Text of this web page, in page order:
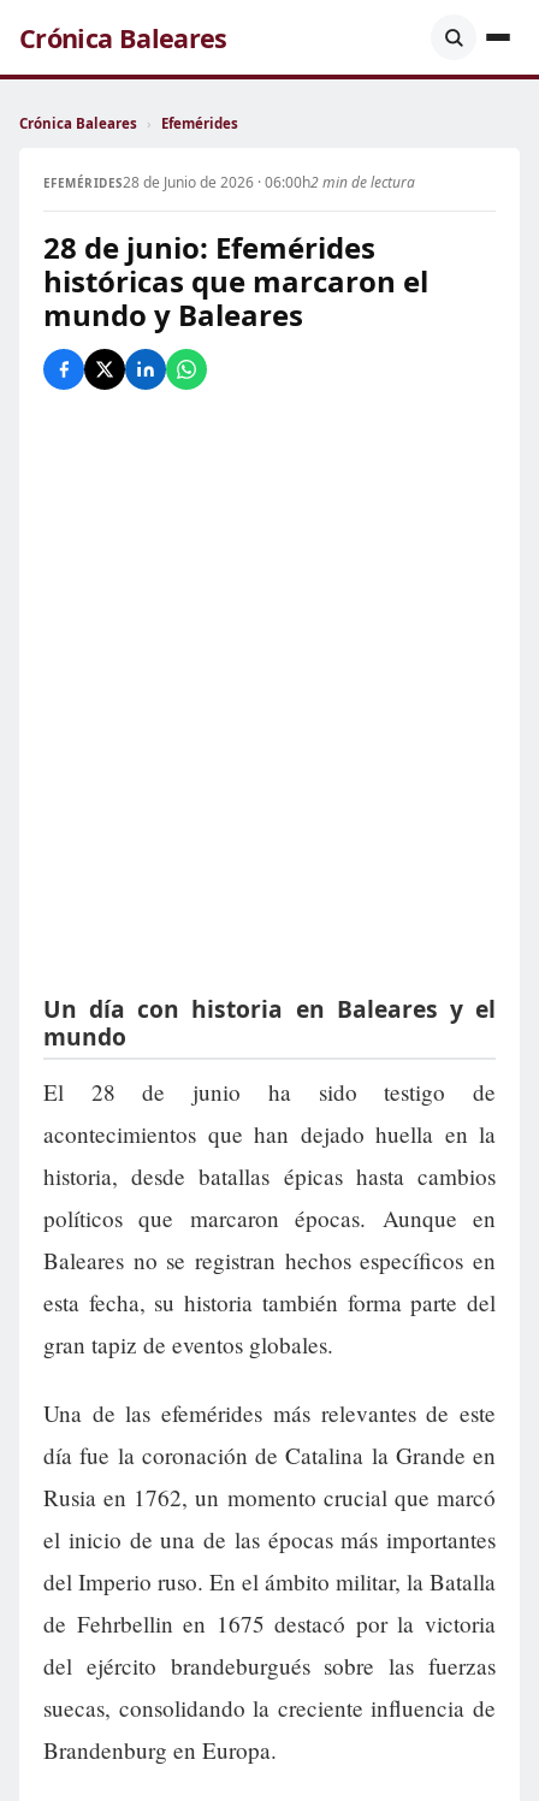
Crónica Baleares
Crónica Baleares › Efemérides
EFEMÉRIDES28 de Junio de 2026 · 06:00h2 min de lectura
28 de junio: Efemérides
históricas que marcaron el
mundo y Baleares
Un día con historia en Baleares y el
mundo
El 28 de junio ha sido testigo de
acontecimientos que han dejado huella en la
historia, desde batallas épicas hasta cambios
políticos que marcaron épocas. Aunque en
Baleares no se registran hechos específicos en
esta fecha, su historia también forma parte del
gran tapiz de eventos globales.
Una de las efemérides más relevantes de este
día fue la coronación de Catalina la Grande en
Rusia en 1762, un momento crucial que marcó
el inicio de una de las épocas más importantes
del Imperio ruso. En el ámbito militar, la Batalla
de Fehrbellin en 1675 destacó por la victoria
del ejército brandeburgués sobre las fuerzas
suecas, consolidando la creciente influencia de
Brandenburg en Europa.